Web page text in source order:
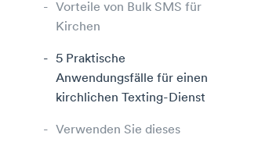
Vorteile von Bulk SMS für
Kirchen
5 Praktische
Anwendungsfälle für einen
kirchlichen Texting-Dienst
Verwenden Sie dieses